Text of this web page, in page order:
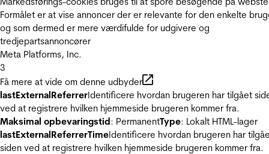
Formålet er at vise annoncer der er relevante for den enkelte
og som dermed er mere værdifulde for udgivere og
tredjepartsannoncører
Meta Platforms, Inc.
3
Få mere at vide om denne udbyder
lastExternalReferrerIdentificere hvordan brugeren har tilgået
ved at registrere hvilken hjemmeside brugeren kommer fra.
Maksimal opbevaringstid: PermanentType: Lokalt HTML-lager
lastExternalReferrerTimeIdentificere hvordan brugeren har
siden ved at registrere hvilken hjemmeside brugeren kommer fra.